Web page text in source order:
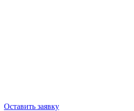
Оставить заявку